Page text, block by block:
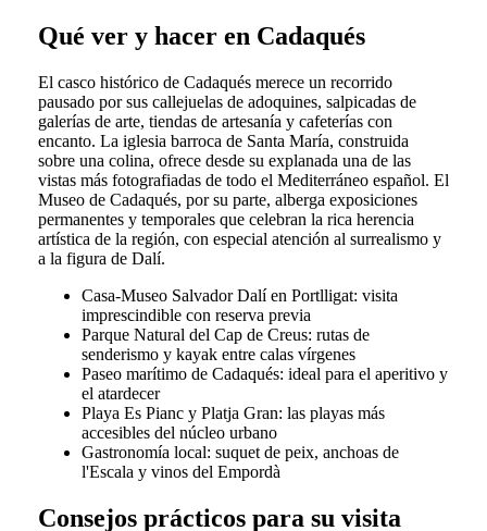
Qué ver y hacer en Cadaqués
El casco histórico de Cadaqués merece un recorrido
pausado por sus callejuelas de adoquines, salpicadas de
galerías de arte, tiendas de artesanía y cafeterías con
encanto. La iglesia barroca de Santa María, construida
sobre una colina, ofrece desde su explanada una de las
vistas más fotografiadas de todo el Mediterráneo español. El
Museo de Cadaqués, por su parte, alberga exposiciones
permanentes y temporales que celebran la rica herencia
artística de la región, con especial atención al surrealismo y
a la figura de Dalí.
Casa-Museo Salvador Dalí en Portlligat: visita
imprescindible con reserva previa
Parque Natural del Cap de Creus: rutas de
senderismo y kayak entre calas vírgenes
Paseo marítimo de Cadaqués: ideal para el aperitivo y
el atardecer
Playa Es Pianc y Platja Gran: las playas más
accesibles del núcleo urbano
Gastronomía local: suquet de peix, anchoas de
l'Escala y vinos del Empordà
Consejos prácticos para su visita